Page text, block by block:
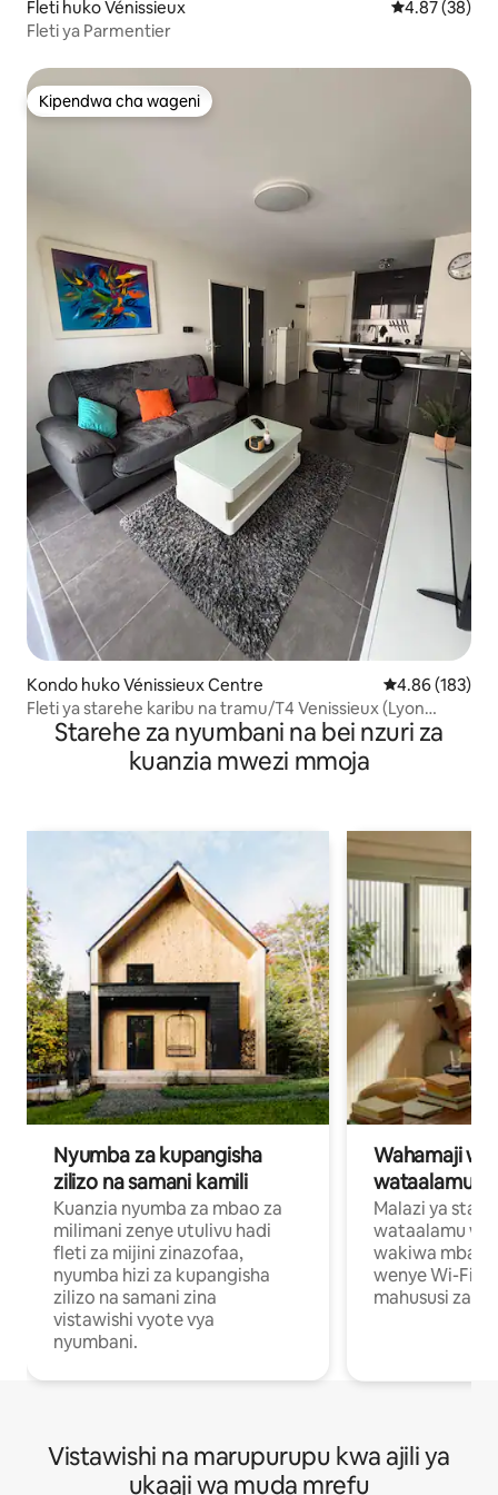
Fleti huko Vénissieux Ukadiriaji wa
4.87 (38)
Fleti ya Parmentier
Kipendwa cha wageni
Kipendwa cha wageni
Kondo huko Vénissieux Centre Ukadiriaji wa
4.86 (183)
Fleti ya starehe karibu na tramu/T4 Venissieux (Lyon
dakika 15)
Starehe za nyumbani na bei nzuri za
kuanzia mwezi mmoja
Nyumba za kupangisha
zilizo na samani kamili
Kuanzia nyumba za mbao za
milimani zenye utulivu hadi
fleti za mijini zinazofaa,
nyumba hizi za kupangisha
zilizo na samani zina
vistawishi vyote vya
nyumbani.
Wahamaji
wataalamu
Malazi ya
wataalamu
wakiwa mbali
wenye Wi-Fi
mahususi za
Vistawishi na marupurupu kwa ajili ya
ukaaji wa muda mrefu